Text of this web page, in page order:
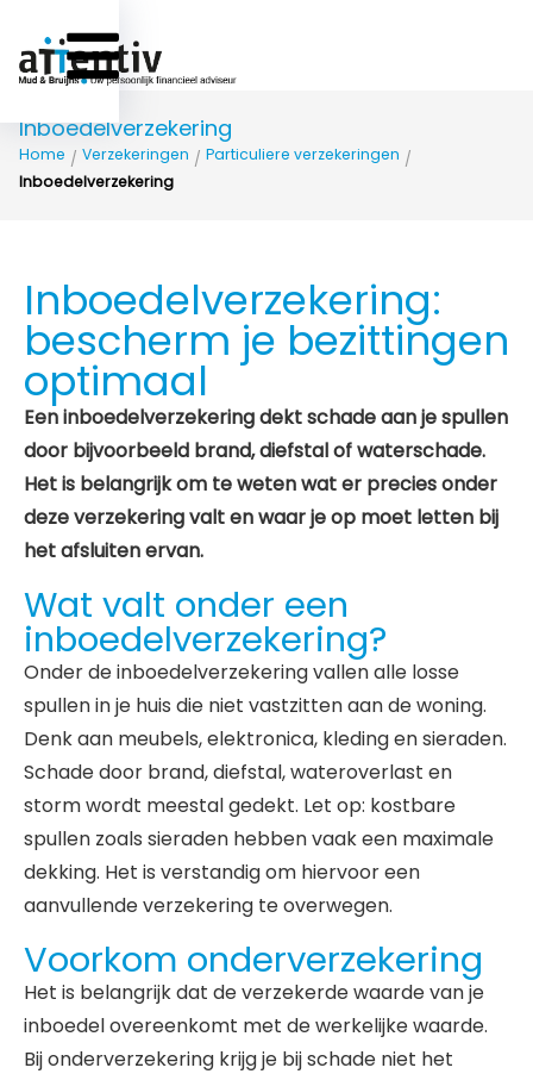
Inboedelverzekering
Home / Verzekeringen / Particuliere verzekeringen /
Inboedelverzekering
Inboedelverzekering:
bescherm je bezittingen
optimaal
Een inboedelverzekering dekt schade aan je spullen
door bijvoorbeeld brand, diefstal of waterschade.
Het is belangrijk om te weten wat er precies onder
deze verzekering valt en waar je op moet letten bij
het afsluiten ervan.
Wat valt onder een
inboedelverzekering?
Onder de inboedelverzekering vallen alle losse
spullen in je huis die niet vastzitten aan de woning.
Denk aan meubels, elektronica, kleding en sieraden.
Schade door brand, diefstal, wateroverlast en
storm wordt meestal gedekt. Let op: kostbare
spullen zoals sieraden hebben vaak een maximale
dekking. Het is verstandig om hiervoor een
aanvullende verzekering te overwegen.
Voorkom onderverzekering
Het is belangrijk dat de verzekerde waarde van je
inboedel overeenkomt met de werkelijke waarde.
Bij onderverzekering krijg je bij schade niet het